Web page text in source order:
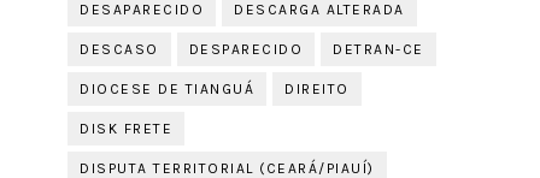
DESAPARECIDO DESCARGA ALTERADA
DESCASO DESPARECIDO DETRAN-CE
DIOCESE DE TIANGUÁ DIREITO
DISK FRETE
DISPUTA TERRITORIAL (CEARÁ/PIAUÍ)